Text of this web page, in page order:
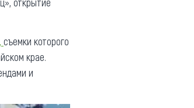
съемки которого
крае.
и